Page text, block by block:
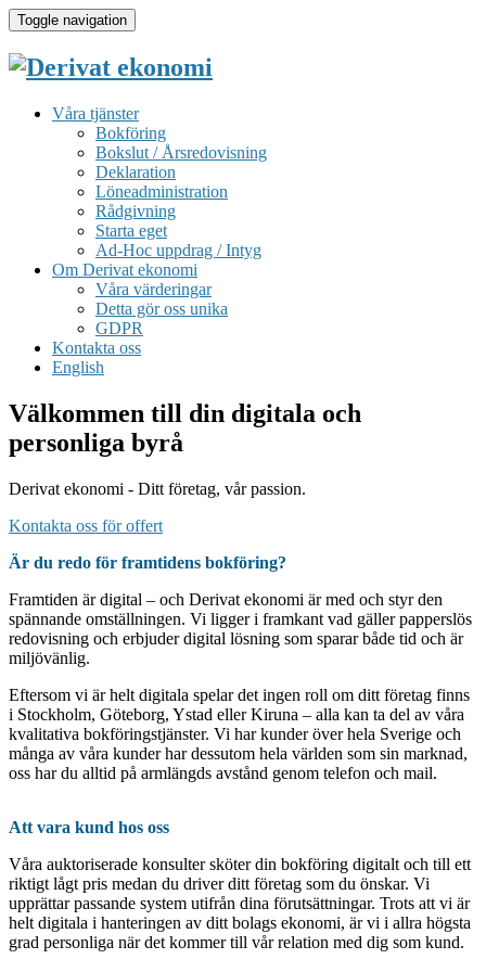
Toggle navigation
Våra tjänster
Bokföring
Bokslut / Årsredovisning
Deklaration
Löneadministration
Rådgivning
Starta eget
Ad-Hoc uppdrag / Intyg
Om Derivat ekonomi
Våra värderingar
Detta gör oss unika
GDPR
Kontakta oss
English
Välkommen till din digitala och
personliga byrå
Derivat ekonomi - Ditt företag, vår passion.
Kontakta oss för offert
Är du redo för framtidens bokföring?
Framtiden är digital – och Derivat ekonomi är med och styr den
spännande omställningen. Vi ligger i framkant vad gäller papperslös
redovisning och erbjuder digital lösning som sparar både tid och är
miljövänlig.
Eftersom vi är helt digitala spelar det ingen roll om ditt företag finns
i Stockholm, Göteborg, Ystad eller Kiruna – alla kan ta del av våra
kvalitativa bokföringstjänster. Vi har kunder över hela Sverige och
många av våra kunder har dessutom hela världen som sin marknad,
oss har du alltid på armlängds avstånd genom telefon och mail.
Att vara kund hos oss
Våra auktoriserade konsulter sköter din bokföring digitalt och till ett
riktigt lågt pris medan du driver ditt företag som du önskar. Vi
upprättar passande system utifrån dina förutsättningar. Trots att vi är
helt digitala i hanteringen av ditt bolags ekonomi, är vi i allra högsta
grad personliga när det kommer till vår relation med dig som kund.